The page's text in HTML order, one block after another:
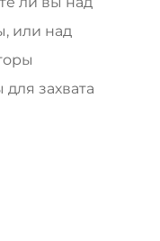
или над
захвата